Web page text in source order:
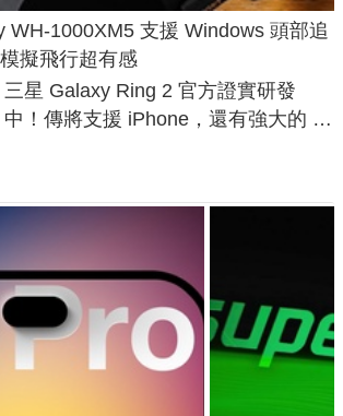
WH-1000XM5 支援 Windows 頭部追
擬飛行超有感
三星 Galaxy Ring 2 官方證實研發
中！傳將支援 iPhone，還有強大的 AI